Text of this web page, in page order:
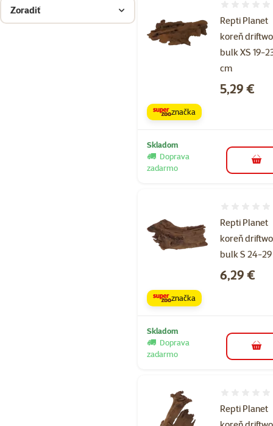
Zoradiť
Repti Planet
koreň
bulk XS 19-
cm
Cena
5,29 €
značka
Skladom
Doprava
zadarmo
do
Repti Planet
koreň
bulk S 24-
Cena
6,29 €
značka
Skladom
Doprava
zadarmo
do
Repti Planet